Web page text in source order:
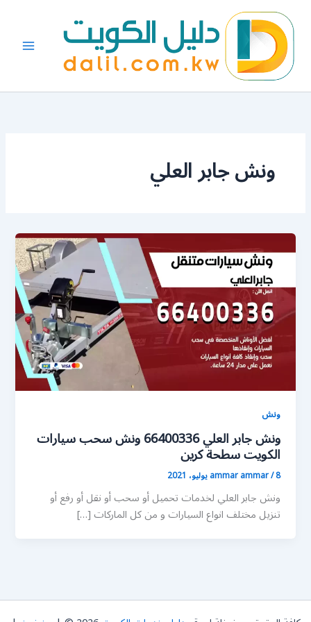
المحتوى
ونش جابر العلي
ونش
ونش جابر العلي 66400336 ونش سحب سيارات
الكويت سطحة كرين
ammar ammar/8 يوليو، 2021
ونش جابر العلي لخدمات تحميل أو سحب أو نقل أو رفع أو
تنزيل مختلف انواع السيارات و من كل الماركات […]